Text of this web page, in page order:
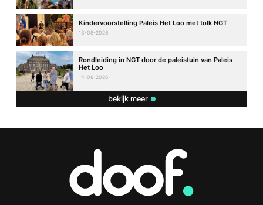
Kindervoorstelling Paleis Het Loo met tolk NGT
13-08-2026
Rondleiding in NGT door de paleistuin van Paleis
Het Loo
14-08-2026
bekijk meer